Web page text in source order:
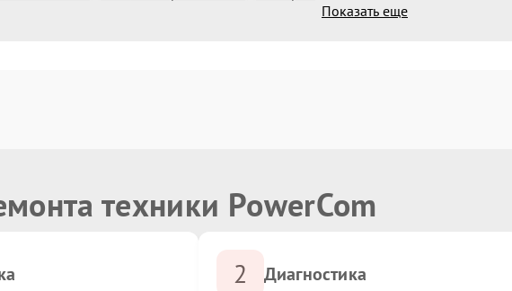
Показать еще
техники PowerCom
2 Диагностика